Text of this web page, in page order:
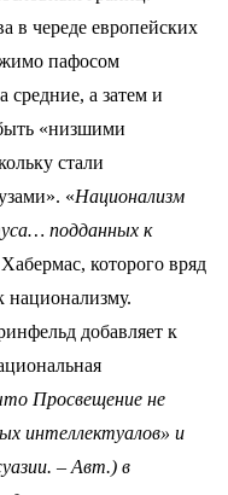
в череде европейских
пафосом
средние, а затем и
«низшими
стали
«Национализм
подданных к
которого вряд
национализму.
добавляет к
Просвещение не
интеллектуалов» и
– Авт.) в